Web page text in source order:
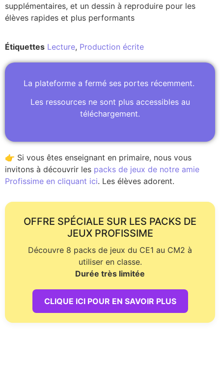
supplémentaires, et un dessin à reproduire pour les
élèves rapides et plus performants
Étiquettes Lecture, Production écrite
La plateforme a fermé ses portes récemment.
Les ressources ne sont plus accessibles au
téléchargement.
👉 Si vous êtes enseignant en primaire, nous vous
invitons à découvrir les packs de jeux de notre amie
Profissime en cliquant ici. Les élèves adorent.
OFFRE SPÉCIALE SUR LES PACKS DE
JEUX PROFISSIME
Découvre 8 packs de jeux du CE1 au CM2 à
utiliser en classe.
Durée très limitée
CLIQUE ICI POUR EN SAVOIR PLUS